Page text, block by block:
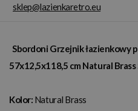
sklep@lazienkaretro.eu
Sbordoni Grzejnik łazienkowy
57x12,5x118,5 cm Natural Brass
Kolor: Natural Brass